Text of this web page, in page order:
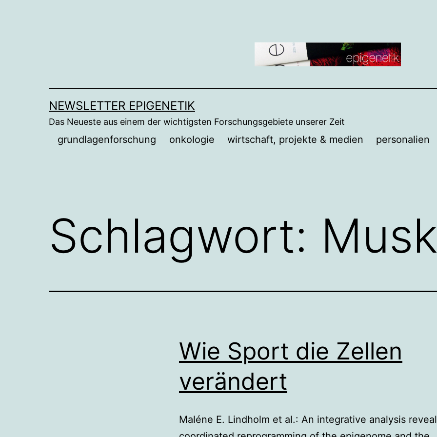
NEWSLETTER EPIGENETIK
Das Neueste aus einem der wichtigsten Forschungsgebiete unserer Zeit
grundlagenforschung onkologie wirtschaft, projekte & medien personalien
Schlagwort:
Wie Sport die Zellen
verändert
Maléne E. Lindholm et al.: An integrative analysis